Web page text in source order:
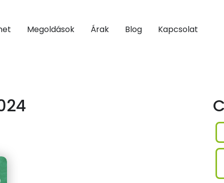
Megoldások Árak Blog Kapcsolat